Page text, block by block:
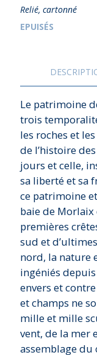
Relié, cartonné
EPUISÉS
Le patrimoine
trois
les roches et
de l’histoire
jours et celle,
sa liberté et sa
ce patrimoine
baie de Morlaix
premières
sud et
nord, la nature
ingéniés
envers et
et champs ne
mille et mille
vent, de la mer
assemblage du